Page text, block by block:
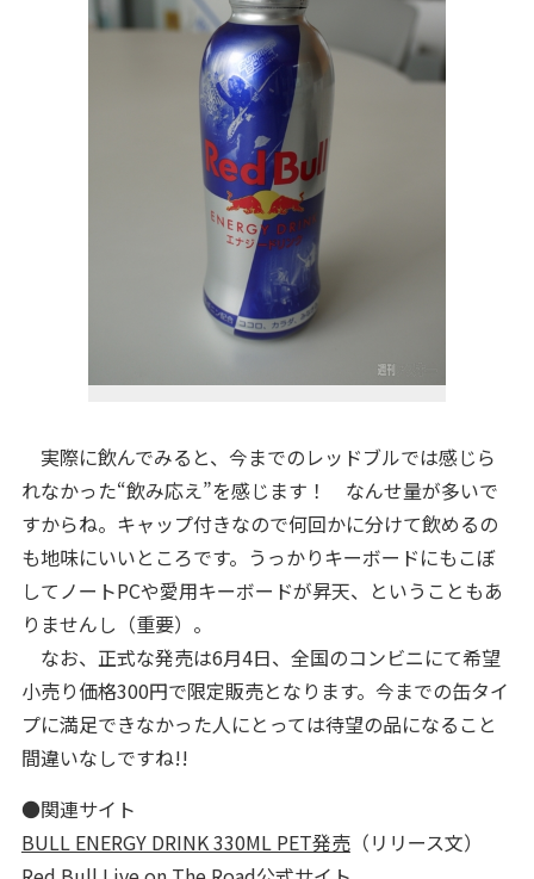
実際に飲んでみると、今までのレッドブルでは感じら
れなかった“飲み応え”を感じます！ なんせ量が多いで
すからね。キャップ付きなので何回かに分けて飲めるの
も地味にいいところです。うっかりキーボードにもこぼ
してノートPCや愛用キーボードが昇天、ということもあ
りませんし（重要）。
なお、正式な発売は6月4日、全国のコンビニにて希望
小売り価格300円で限定販売となります。今までの缶タイ
プに満足できなかった人にとっては待望の品になること
間違いなしですね!!
●関連サイト
BULL ENERGY DRINK 330ML PET発売（リリース文）